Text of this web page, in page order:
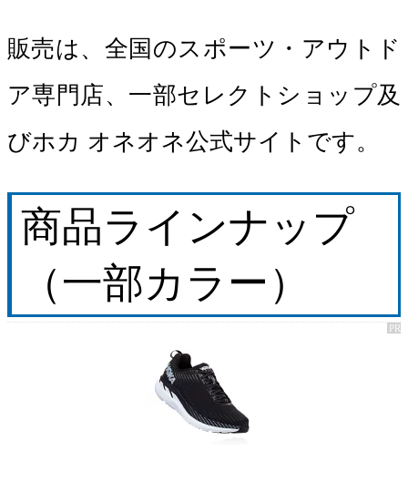
販売は、全国のスポーツ・アウトド
ア専門店、一部セレクトショップ及
びホカ オネオネ公式サイトです。
商品ラインナップ
（一部カラー）